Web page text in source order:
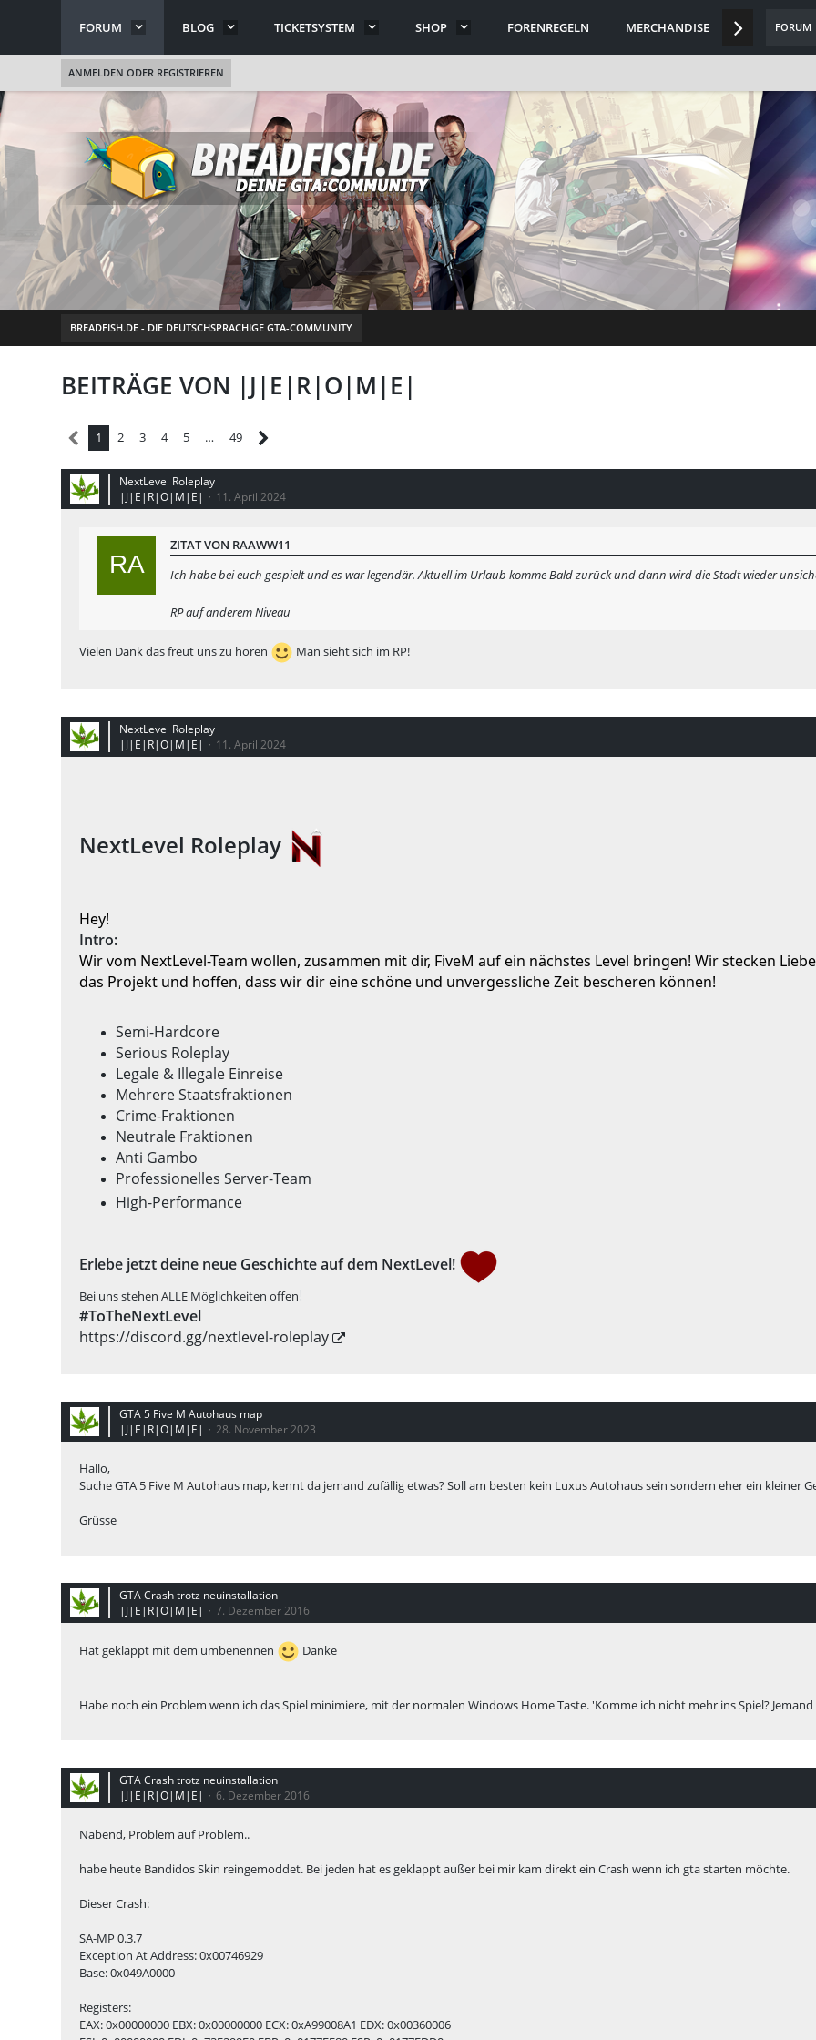
FORUM BLOG TICKETSYSTEM SHOP FORENREGELN MERCHANDISE DISCORD
FORUM
ANMELDEN ODER REGISTRIEREN
BREADFISH.DE - DIE DEUTSCHSPRACHIGE GTA-COMMUNITY
BEITRÄGE VON |J|E|R|O|M|E|
1 2 3 4 5 … 49
NextLevel Roleplay
|J|E|R|O|M|E|
11. April 2024
ZITAT VON RAAWW11
Ich habe bei euch gespielt und es war legendär. Aktuell im Urlaub komme Bald zurück und dann wird die Stadt wieder
RP auf anderem Niveau
Vielen Dank das freut uns zu hören Man sieht sich im RP!
NextLevel Roleplay
|J|E|R|O|M|E|
11. April 2024
NextLevel Roleplay
Hey!
Intro:
Wir vom NextLevel-Team wollen, zusammen mit dir, FiveM auf ein nächstes Level bringen! Wir stecken Liebe
das Projekt und hoffen, dass wir dir eine schöne und unvergessliche Zeit bescheren können!
Semi-Hardcore
Serious Roleplay
Legale & Illegale Einreise
Mehrere Staatsfraktionen
Crime-Fraktionen
Neutrale Fraktionen
Anti Gambo
Professionelles Server-Team
High-Performance
Erlebe jetzt deine neue Geschichte auf dem NextLevel!
Bei uns stehen ALLE Möglichkeiten offen
#ToTheNextLevel
https://discord.gg/nextlevel-roleplay
GTA 5 Five M Autohaus map
|J|E|R|O|M|E|
28. November 2023
Hallo,
Suche GTA 5 Five M Autohaus map, kennt da jemand zufällig etwas? Soll am besten kein Luxus Autohaus sein sondern eher ein kleiner
Grüsse
GTA Crash trotz neuinstallation
|J|E|R|O|M|E|
7. Dezember 2016
Hat geklappt mit dem umbenennen Danke
Habe noch ein Problem wenn ich das Spiel minimiere, mit der normalen Windows Home Taste. 'Komme ich nicht mehr ins Spiel?
GTA Crash trotz neuinstallation
|J|E|R|O|M|E|
6. Dezember 2016
Nabend, Problem auf Problem..
habe heute Bandidos Skin reingemoddet. Bei jeden hat es geklappt außer bei mir kam direkt ein Crash wenn ich gta starten möchte.
Dieser Crash:
SA-MP 0.3.7
Exception At Address: 0x00746929
Base: 0x049A0000
Registers:
EAX: 0x00000000 EBX: 0x00000000 ECX: 0xA99008A1 EDX: 0x00360006